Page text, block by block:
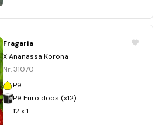
Fragaria
X Ananassa Korona
Nr. 31070
P9
P9 Euro doos (x12)
12 x 1